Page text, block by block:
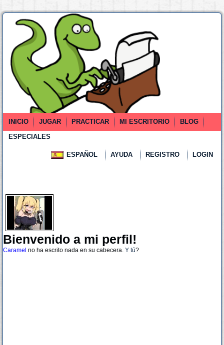
INICIO JUGAR PRACTICAR MI ESCRITORIO
BLOG
ESPECIALES
ESPAÑOL AYUDA REGISTRO LOGIN
Bienvenido a mi perfil!
Caramel no ha escrito nada en su cabecera. Y tú?